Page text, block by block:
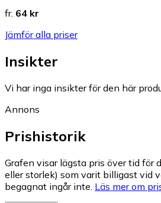
fr. 64 kr
Jämför alla priser
Insikter
Vi har inga insikter för den här
Annons
Prishistorik
Grafen visar lägsta pris över tid för
eller storlek) som varit billigast vid
begagnat ingår inte. Läs mer om